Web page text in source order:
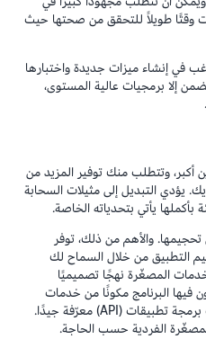
وقتًا طويلاً للتحقق من صحتها حيث
في إنشاء ميزات جديدة واختبارها
إلا برمجيات عالية المستوى،
أكبر، وتتطلب منك توفير المزيد من
يؤدي التبديل إلى مثيلات السحابة
بأكملها يأتي بتحدياته الخاصة.
والأهم من ذلك، توفر
التطبيق من خلال السماح لك
المصغّرة نهجًا تصميميًا
فيها البرنامج مكونًا من خدمات
مستقلة صغيرة تتواصل عبر واجهات برمجة تطبيقات (API) معرّفة جيدًا.
الفردية حسب الحاجة.